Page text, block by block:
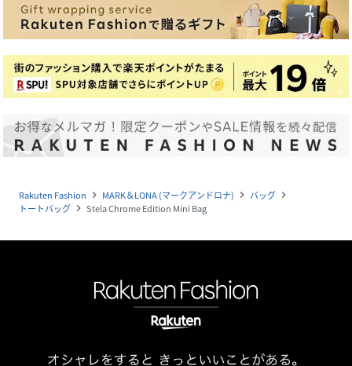
Rakuten Fashion navigate_next MARK＆LONA (マークアンドロナ) navigate_next バッグ navigate_next
トートバッグ navigate_next Stela Chrome Edition Mini Bag